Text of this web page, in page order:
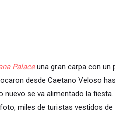
Palaceuna gran carpa con un
desde Caetano Veloso
nuevo se va alimentado la
miles de turistas vestidos